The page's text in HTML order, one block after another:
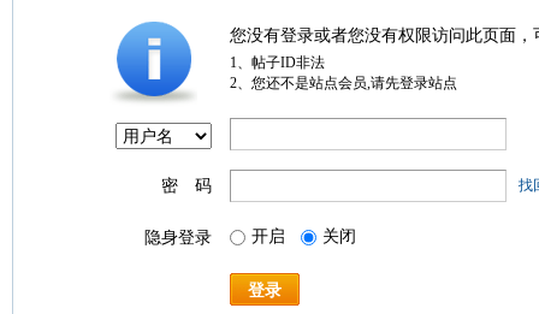
您没有登录或者您没有权限访问此页面
1、帖子ID非法
2、您还不是站点会员,请先登录站点
密 码 找
隐身登录 开启 关闭
登录